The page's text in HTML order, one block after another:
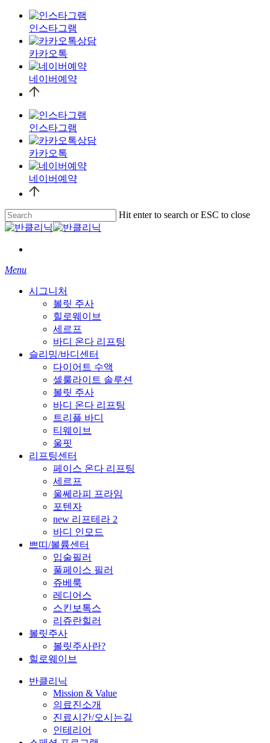
인스타그램
카카오톡
네이버예약
인스타그램
카카오톡
네이버예약
Skip
to
main
content
Hit enter to search or ESC to close
Close
Menu
시그니처
볼릿 주사
힐로웨이브
세르프
바디 온다 리프팅
슬리밍/바디센터
다이어트 수액
셀룰라이트 솔루션
볼릿 주사
바디 온다 리프팅
트리플 바디
티웨이브
울핏
리프팅센터
페이스 온다 리프팅
세르프
울쎄라피 프라임
포텐자
new 리프테라 2
바디 인모드
쁘띠/볼륨센터
입술필러
풀페이스 필러
쥬베룩
레디어스
스킨보톡스
리쥬란힐러
볼릿주사
볼릿주사란?
힐로웨이브
반클리닉
Mission & Value
의료진소개
진료시간/오시는길
인테리어